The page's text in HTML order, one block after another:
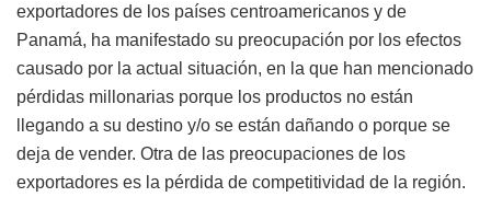
exportadores de los países centroamericanos y de
Panamá, ha manifestado su preocupación por los efectos
causado por la actual situación, en la que han mencionado
pérdidas millonarias porque los productos no están
llegando a su destino y/o se están dañando o porque se
deja de vender. Otra de las preocupaciones de los
exportadores es la pérdida de competitividad de la región.